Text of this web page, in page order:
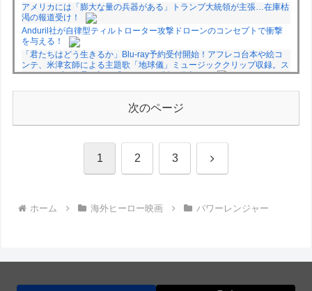
アメリカには「膨大な量の兵器がある」トランプ大統領が主張…在庫枯
渇の報道受け！
Anduril社が自律型ティルトローター攻撃ドローンのコンセプトで衝撃
を与える！
「君たちはどう生きるか」Blu-ray予約受付開始！アフレコ台本や絵コ
ンテ、米津玄師による主題歌「地球儀」ミュージッククリップ収録。ス
タジオジブリ作品で初の「4K UHD」版も発売！！
★【ワートリ】今月新発売!!第27巻まとめ【コメント欄まとめます】
★【ワートリ】今月第241話「遠征選抜試験㊲」第242話「遠征選抜試
験㊳」【コメント欄まとめます】【しばらく固定記事です】
Powered by livedoor 相互RSS
次のページ
1 2 3 次
ホーム 海外ヒーロー映画 パワーレンジャー